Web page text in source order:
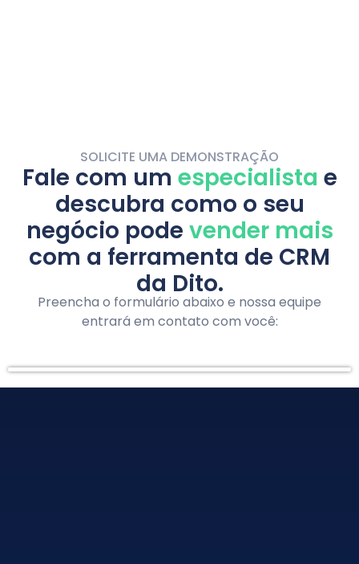
SOLICITE UMA DEMONSTRAÇÃO
Fale com um especialista e
descubra como o seu
negócio pode vender mais
com a ferramenta de CRM
da Dito.
Preencha o formulário abaixo e nossa equipe
entrará em contato com você: